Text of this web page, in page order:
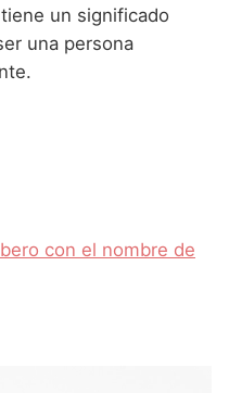
un significado
una persona
con el nombre de